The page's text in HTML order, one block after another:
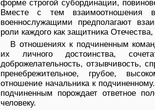
форме строгой субординации,
Вместе с тем
военнослужащими предполагают
роли каждого как защитника
В отношениях к подчиненным
их личного достоинства,
доброжелательность, отзывчивость,
пренебрежительное, грубое,
отношение начальника к
подчиненным порождает ответное
человеку.